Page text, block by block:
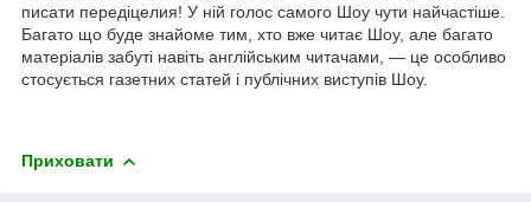
писати передіцелия! У ній голос самого Шоу чути найчастіше.
Багато що буде знайоме тим, хто вже читає Шоу, але багато
матеріалів забуті навіть англійським читачами, — це особливо
стосується газетних статей і публічних виступів Шоу.
Приховати